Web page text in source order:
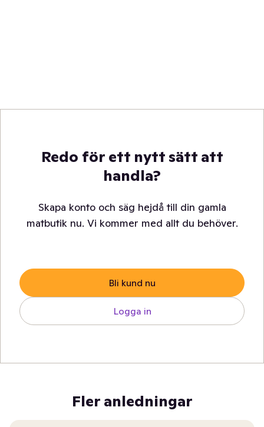
Redo för ett nytt sätt att
handla?
Skapa konto och säg hejdå till din gamla
matbutik nu. Vi kommer med allt du behöver.
Bli kund nu
Logga in
Fler anledningar